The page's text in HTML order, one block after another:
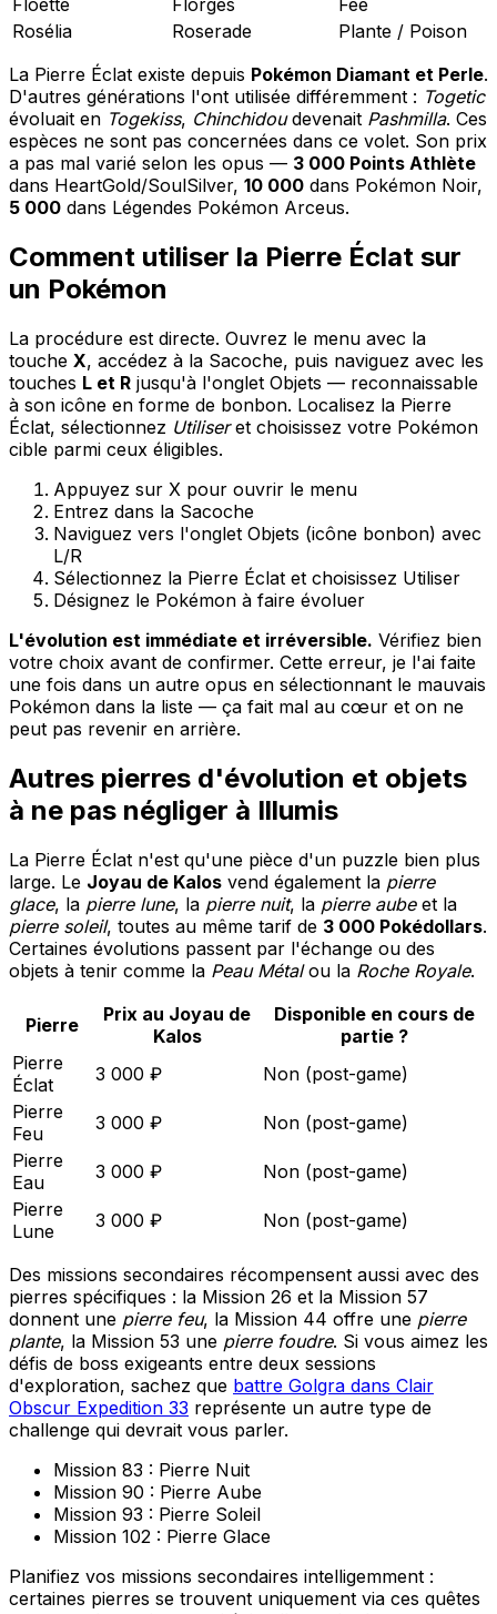
Floette Florges
Fée
Rosélia
Roserade
Plante / Poison
La Pierre Éclat existe depuis Pokémon Diamant et Perle.
D'autres générations l'ont utilisée différemment : Togetic
évoluait en Togekiss, Chinchidoudevenait Pashmilla. Ces
espèces ne sont pas concernées dans ce volet. Son prix
a pas mal varié selon les opus — 3 000 Points Athlète
dans HeartGold/SoulSilver, 10 000 dans Pokémon Noir,
5 000 dans Légendes Pokémon Arceus.
Comment utiliser la Pierre Éclat sur
un Pokémon
La procédure est directe. Ouvrez le menu avec la
touche X, accédez à la Sacoche, puis naviguez avec les
touches L et R jusqu'à l'onglet Objets — reconnaissable
à son icône en forme de bonbon. Localisez la Pierre
Éclat, sélectionnez Utiliseret choisissez votre Pokémon
cible parmi ceux éligibles.
Appuyez sur X pour ouvrir le menu
Entrez dans la Sacoche
Naviguez vers l'onglet Objets (icône bonbon) avec
L/R
Sélectionnez la Pierre Éclat et choisissez Utiliser
Désignez le Pokémon à faire évoluer
L'évolution est immédiate et irréversible. Vérifiez bien
votre choix avant de confirmer. Cette erreur, je l'ai faite
une fois dans un autre opus en sélectionnant le mauvais
Pokémon dans la liste — ça fait mal au cœur et on ne
peut pas revenir en arrière.
Autres pierres d'évolution et objets
à ne pas négliger à Illumis
La Pierre Éclat n'est qu'une pièce d'un puzzle bien plus
large. Le Joyau de Kalos vend également la pierre
glace, la pierre lune, la pierre nuit, la pierre aubeet la
pierre soleil, toutes au même tarif de 3 000 Pokédollars.
Certaines évolutions passent par l'échange ou des
objets à tenir comme la Peau Métalou la Roche Royale.
Pierre
Prix au Joyau de
Kalos
Disponible en cours de
partie ?
Pierre
Éclat
3 000 ₽
Non (post-game)
Pierre
Feu
3 000 ₽
Non (post-game)
Pierre
Eau
3 000 ₽
Non (post-game)
Pierre
Lune
3 000 ₽ Non (post-game)
Des missions secondaires récompensent aussi avec des
pierres spécifiques : la Mission 26 et la Mission 57
donnent une pierre feu, la Mission 44 offre une pierre
plante, la Mission 53 une pierre foudre. Si vous aimez les
défis de boss exigeants entre deux sessions
d'exploration, sachez que battre Golgra dans Clair
Obscur Expedition 33 représente un autre type de
challenge qui devrait vous parler.
Mission 83 : Pierre Nuit
Mission 90 : Pierre Aube
Mission 93 : Pierre Soleil
Mission 102 : Pierre Glace
Planifiez vos missions secondaires intelligemment :
certaines pierres se trouvent uniquement via ces quêtes